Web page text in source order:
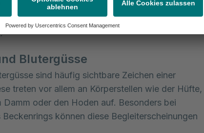
aus. Diese Schmerzen können sowohl in Ruhe als
und sind in der Regel bei instabilen Brüchen
Blutergüsse
sind häufig sichtbare Zeichen einer
treten vor allem an Körperstellen wie der Hüfte,
Damm oder den Hoden auf. Besonders bei
können diese Begleiterscheinungen